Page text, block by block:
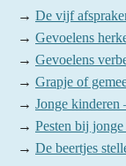
→ De vijf
→ Gevoelens
→ Gevoelens
→ Grapje of
→ Jonge kinderen
→ Pesten bij
→ De beertjes